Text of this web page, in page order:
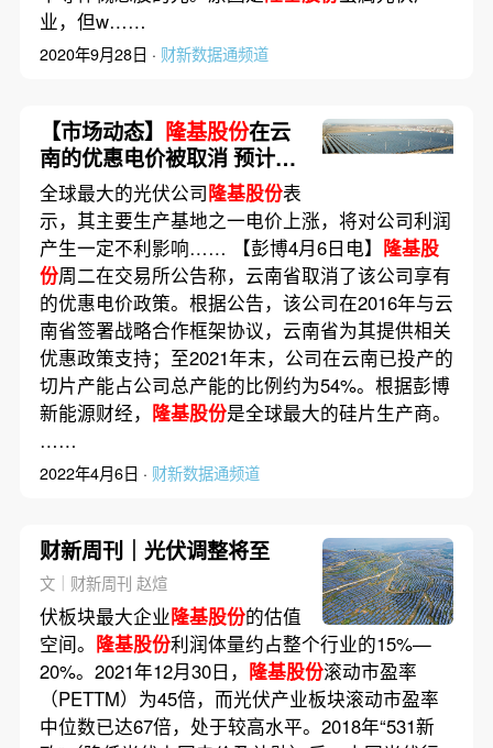
业，但w……
2020年9月28日 · 财新数据通频道
【市场动态】 隆基股份在云
南的优惠电价被取消 预计利
润将受到影响
全球最大的光伏公司隆基股份表
示，其主要生产基地之一电价上涨，将对公司利润
产生一定不利影响…… 【彭博4月6日电】 隆基股
份周二在交易所公告称，云南省取消了该公司享有
的优惠电价政策。根据公告，该公司在2016年与云
南省签署战略合作框架协议，云南省为其提供相关
优惠政策支持；至2021年末，公司在云南已投产的
切片产能占公司总产能的比例约为54%。根据彭博
新能源财经， 隆基股份是全球最大的硅片生产商。
……
2022年4月6日 · 财新数据通频道
财新周刊｜光伏调整将至
文｜财新周刊 赵煊
伏板块最大企业隆基股份的估值
空间。 隆基股份利润体量约占整个行业的15%—
20%。2021年12月30日， 隆基股份滚动市盈率
（PETTM）为45倍，而光伏产业板块滚动市盈率
中位数已达67倍，处于较高水平。2018年“531新